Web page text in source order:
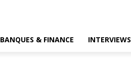
BANQUES & FINANCE INTERVIEWS